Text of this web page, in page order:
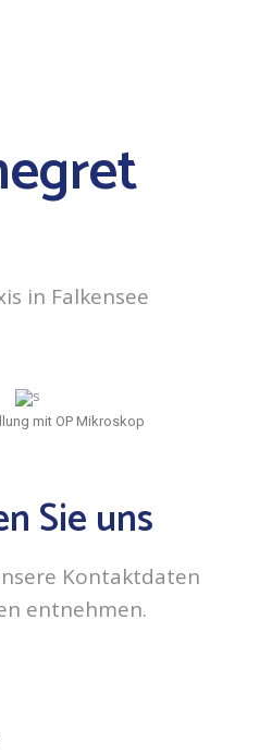
in Falkensee
mit OP Mikroskop
Sie uns
Kontaktdaten
entnehmen.